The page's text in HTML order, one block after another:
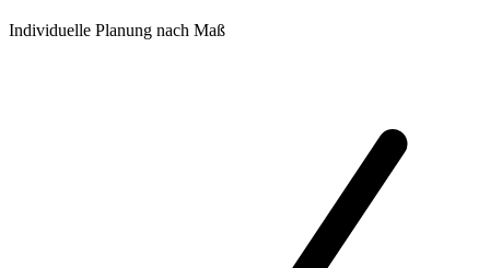
Individuelle Planung nach Maß